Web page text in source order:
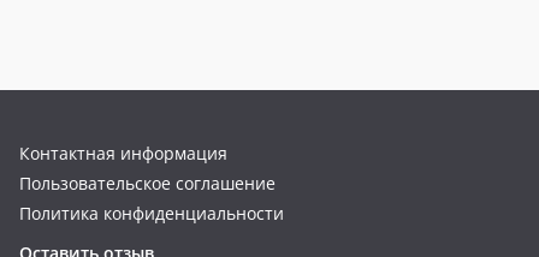
Контактная информация
Пользовательское соглашение
Политика конфиденциальности